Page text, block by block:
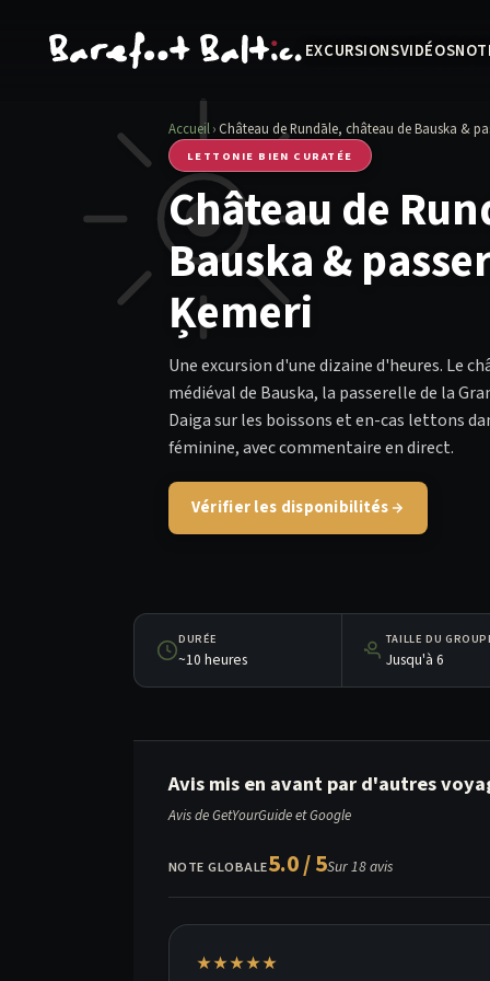
EXCURSIONSVIDÉOS
Accueil›Château de Rundāle, château de Bauska &
LETTONIE BIEN CURATÉE
Château de
Bauska &
Ķemeri
Une excursion d'une dizaine d'heures. Le
médiéval de Bauska, la passerelle de la
Daiga sur les boissons et en-cas lettons
féminine, avec commentaire en direct.
Vérifier les disponibilités
DURÉE
~10 heures
TAILLE DU
Jusqu'à 6
Avis mis en avant par d'autres
Avis de GetYourGuide et Google
NOTE GLOBALE5.0 / 5Sur 18 avis
★★★★★